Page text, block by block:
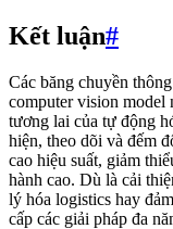
Kết luận#
Các băng chuyền
computer vision
tương lai của tự động
hiện, theo dõi và đếm
cao hiệu suất, giảm
hành cao. Dù là cải
lý hóa logistics hay
cấp các giải pháp đa